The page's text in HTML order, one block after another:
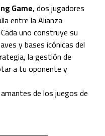
Game, dos jugadores
entre la Alianza
uno construye su
y bases icónicas del
la gestión de
a tu oponente y
de los juegos de